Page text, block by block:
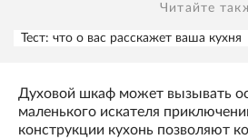
Читайте
Тест: что о вас расскажет ваша кухня
Духовой шкаф может вызывать
маленького искателя
конструкции кухонь позволяют